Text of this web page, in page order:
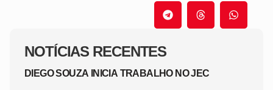
NOTÍCIAS RECENTES
DIEGO SOUZA INICIA TRABALHO NO JEC